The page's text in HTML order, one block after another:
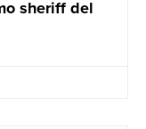
sheriff del